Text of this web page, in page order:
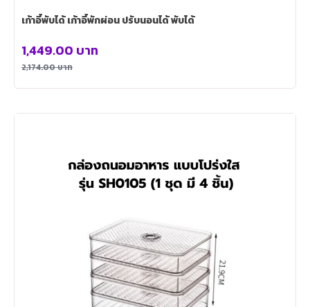
เก้าอี้พับได้ เก้าอี้พักผ่อน ปรับนอนได้ พับได้
2,174.00บาท
1,449.00 บาท